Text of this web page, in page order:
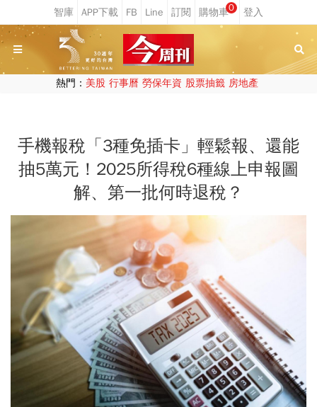
0
熱門： 美股 行事曆 勞保年資 股票抽籤 房地產
手機報稅「3種免插卡」輕鬆報、還能
抽5萬元！2025所得稅6種線上申報圖
解、第一批何時退稅？